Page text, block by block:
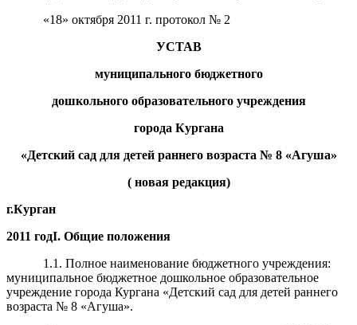
«18» октября 2011 г. протокол № 2
УСТАВ
муниципального бюджетного
дошкольного образовательного учреждения
города Кургана
«Детский саддля детей раннего возраста № 8«Агуша»
( новая редакция)
г.Курган
2011 годI. Общие положения
1.1. Полное наименование бюджетного учреждения:
муниципальное бюджетное дошкольное образовательное
учреждение города Кургана «Детский сад для детей раннего
возраста № 8 «Агуша».